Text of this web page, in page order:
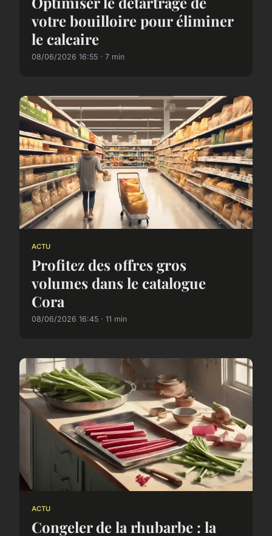
votre bouilloire pour éliminer
le calcaire
08/06/2026 16:55 · 7 min
ACTU
Profitez des offres gros
volumes dans le catalogue
Cora
08/06/2026 16:45 · 11 min
ACTU
Congeler de la rhubarbe : la